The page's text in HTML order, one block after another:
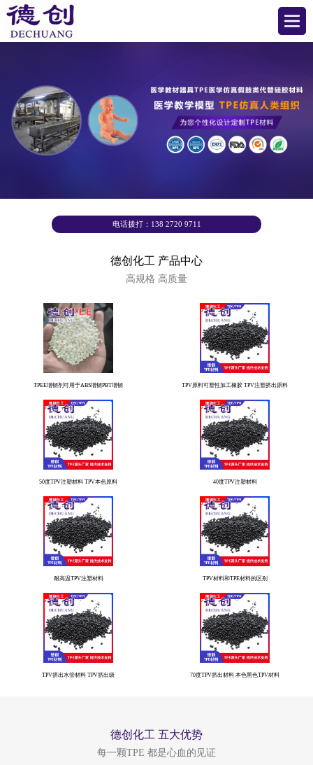
电话拨打：138 2720 9711
德创化工 产品中心
高规格 高质量
TPEE增韧剂可用于ABS增韧PBT增韧 TPV原料可塑性加工橡胶 TPV注塑挤出原料
50度TPV注塑材料 TPV本色原料 40度TPV注塑材料
耐高温TPV注塑材料 TPV材料和TPE材料的区别
TPV挤出水管材料 TPV挤出级 70度TPV挤出材料 本色黑色TPV材料
德创化工 五大优势
每一颗TPE 都是心血的见证